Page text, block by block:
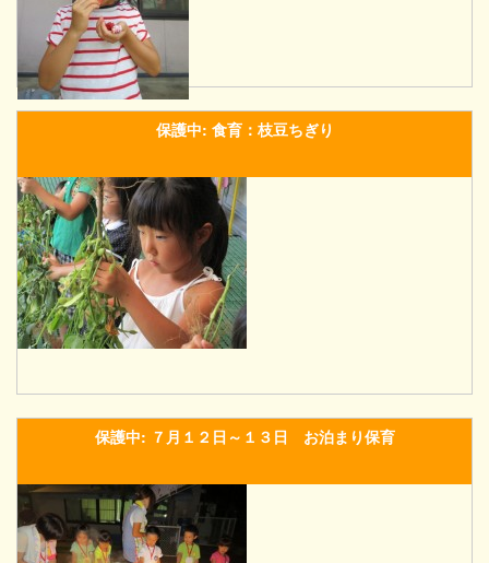
保護中: 食育：枝豆ちぎり
保護中: ７月１２日～１３日 お泊まり保育